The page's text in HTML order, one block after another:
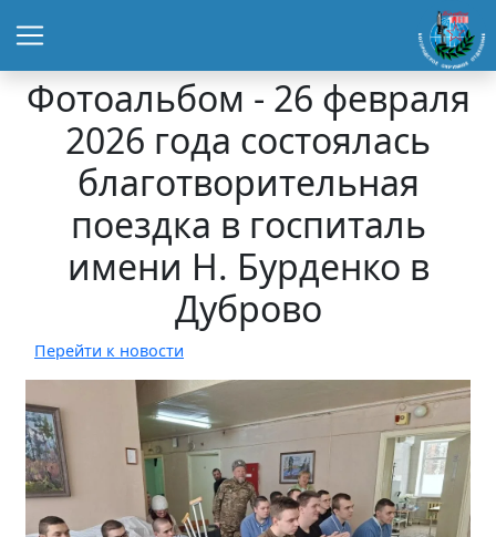
Фотоальбом - 26 февраля
2026 года состоялась
благотворительная
поездка в госпиталь
имени Н. Бурденко в
Дуброво
Перейти к новости